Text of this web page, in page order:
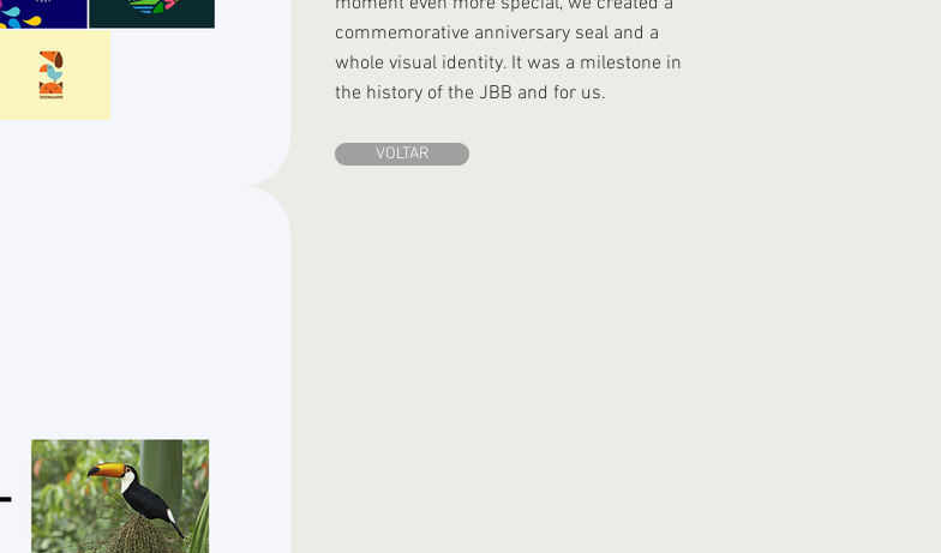
commemorative anniversary seal and a
whole visual identity. It was a milestone in
the history of the JBB and for us.
VOLTAR